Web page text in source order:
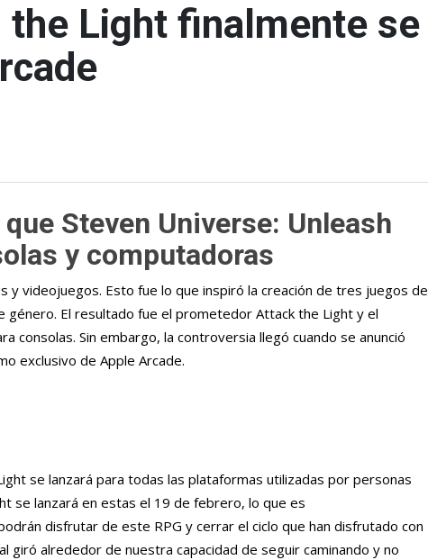
the Light finalmente se
Steven Universe: Unleash
y computadoras
y videojuegos. Esto fue lo que inspiró la creación de tres juegos de
El resultado fue el prometedor Attack the Light y el
consolas. Sin embargo, la controversia llegó cuando se anunció
exclusivo de Apple Arcade.
se lanzará para todas las plataformas utilizadas por personas
se lanzará en estas el 19 de febrero, lo que es
disfrutar de este RPG y cerrar el ciclo que han disfrutado con
giró alrededor de nuestra capacidad de seguir caminando y no